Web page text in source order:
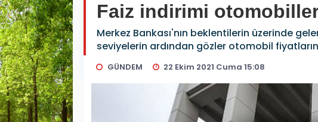
Faiz indirimi
Merkez Bankası'nın beklentilerin üzerinde
seviyelerin ardından gözler otomobil
GÜNDEM 22 Ekim 2021 Cuma 15:08